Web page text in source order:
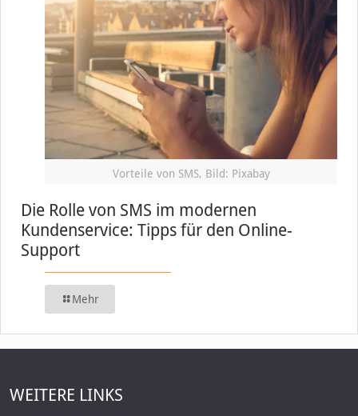
Vorteile von SMS, Bild: Pixabay
Die Rolle von SMS im modernen
Kundenservice: Tipps für den Online-
Support
Mehr
WEITERE LINKS